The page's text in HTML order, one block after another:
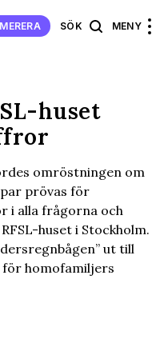
SÖK MENY
huset
omröstningen om
prövas för
i alla frågorna och
huset i Stockholm.
ut till
för homofamiljers